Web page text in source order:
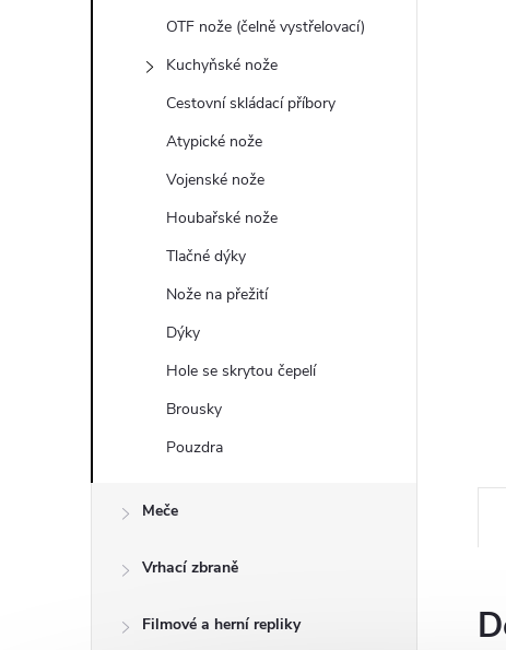
OTF nože (čelně vystřelovací)
Kuchyňské nože
Cestovní skládací příbory
Atypické nože
Vojenské nože
Houbařské nože
Tlačné dýky
Nože na přežití
Dýky
Hole se skrytou čepelí
Brousky
Pouzdra
Meče
Vrhací zbraně
Filmové a herní repliky